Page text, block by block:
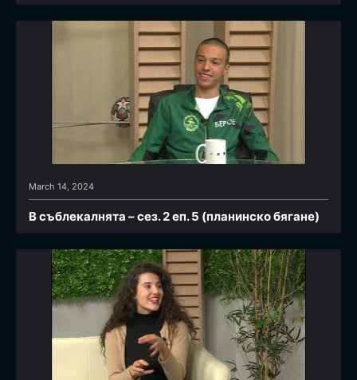
March 14, 2024
В съблекалнята – сез. 2 еп. 5 (планинско бягане)